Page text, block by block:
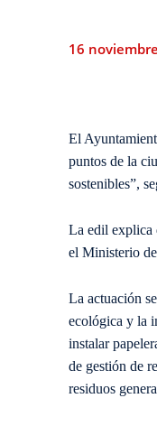
16
El
puntos de la
sostenibles”,
La edil explica
el Ministerio
La actuación
ecológica y la
instalar
de gestión de
residuos